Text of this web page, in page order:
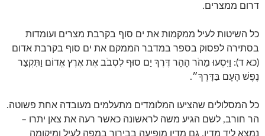
דרום ממצרים.
כל השיטות לעיל ממקמות את ים סוף בקרבת מצרים ועומדות
בסתירה לפסוק בספר במדבר הממקם את ים סוף בקרבת אדום
(כא ד): וַיִּסְעוּ מֵהֹר הָהָר דֶּרֶךְ יַם סוּף לִסְבֹב אֶת אֶרֶץ אֱדוֹם וַתִּקְצַר
נֶפֶשׁ הָעָם בַּדָּרֶךְ״.
כל המסלולים שהציעו המלומדים מתעלמים מעובדה אחת פשוטה.
הר חורב, לשם הגיע משה לראשונה כאשר רעה את צאן יתרו –
נמצא ליד מדין. גם מדין מופיעה בבירור במפה לעיל ומיקומה